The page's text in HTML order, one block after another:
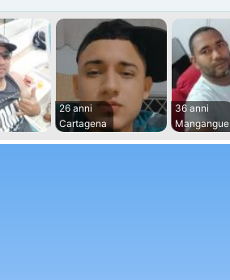
26 anni
Cartagena
36 anni
Mangangue